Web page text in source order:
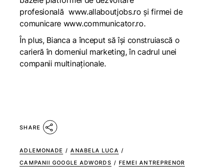
profesională www.allaboutjobs.ro și firmei de
comunicare www.communicator.ro.
În plus, Bianca a început să își construiască o
carieră în domeniul marketing, în cadrul unei
companii multinaționale.
SHARE
ADLEMONADE / ANABELA LUCA /
CAMPANII GOOGLE ADWORDS / FEMEI ANTREPRENOR